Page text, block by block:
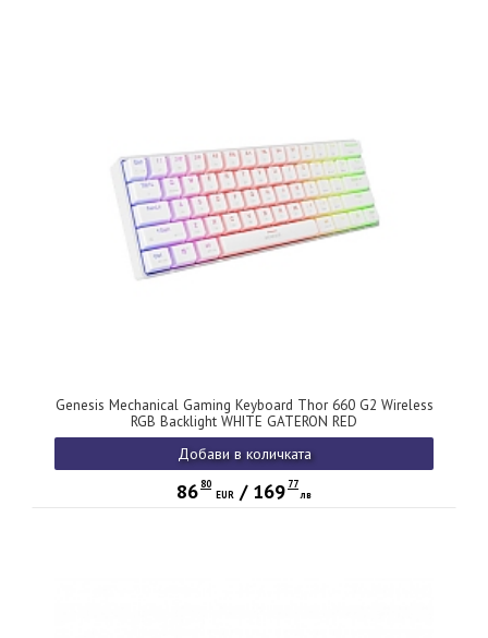
Genesis Mechanical Gaming Keyboard Thor 660 G2 Wireless
RGB Backlight WHITE GATERON RED
Добави в количката
8680
EUR / 169 77
лв